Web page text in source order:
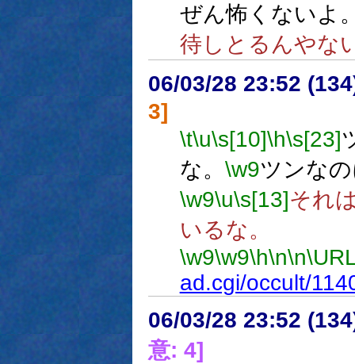
ぜん怖くないよ
待しとるんやな
06/03/28 23:52
3]
\t\u\s[10]\h\s[23]
な。 \w9ツンな
\w9\u\s[13]それ
いるな。
\w9\w9\h\n\n
ad.cgi/occult/
06/03/28 23:52
意: 4]